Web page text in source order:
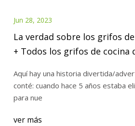
Jun 28, 2023
La verdad sobre los grifos
+ Todos los grifos de cocina
Aquí hay una historia divertida/
conté: cuando hace 5 años estaba
para nue
ver más